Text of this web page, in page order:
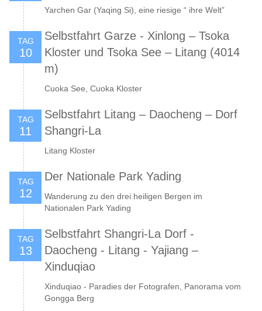
Yarchen Gar (Yaqing Si), eine riesige “ ihre Welt”
TAG
10
Selbstfahrt Garze - Xinlong – Tsoka
Kloster und Tsoka See – Litang (4014
m)
Cuoka See, Cuoka Kloster
TAG
11
Selbstfahrt Litang – Daocheng – Dorf
Shangri-La
Litang Kloster
TAG
12
Der Nationale Park Yading
Wanderung zu den drei heiligen Bergen im
Nationalen Park Yading
TAG
13
Selbstfahrt Shangri-La Dorf -
Daocheng - Litang - Yajiang –
Xinduqiao
Xinduqiao - Paradies der Fotografen, Panorama vom
Gongga Berg